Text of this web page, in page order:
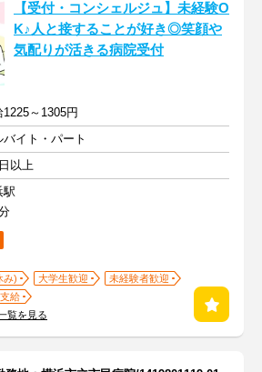
【受付・コンシェルジュ】未経験O
K♪人と接することが好き◎笑顔や
気配りが活きる病院受付
1225～1305円
バイト・パート
以上
駅
み) 大学生歓迎
未経験者歓迎
給
覧を見る